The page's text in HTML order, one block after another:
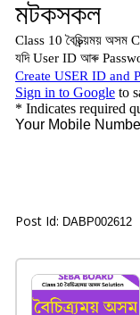
Post Id: DABP002612